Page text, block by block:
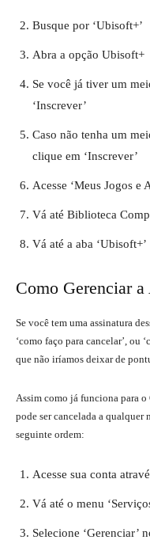
Busque por ‘Ubisoft+’
Abra a opção Ubisoft+
Se você já tiver um
‘Inscrever’
Caso não tenha um
clique em ‘Inscrever’
Acesse ‘Meus Jogos e
Vá até Biblioteca
Vá até a aba ‘Ubisoft+’
Como Gerenciar a
Se você tem uma assinatura
‘como faço para cancelar’, ou
que não iríamos deixar de
Assim como já funciona para o
pode ser cancelada a qualquer
seguinte ordem:
Acesse sua conta
Vá até o menu
Selecione ‘Gerenciar’